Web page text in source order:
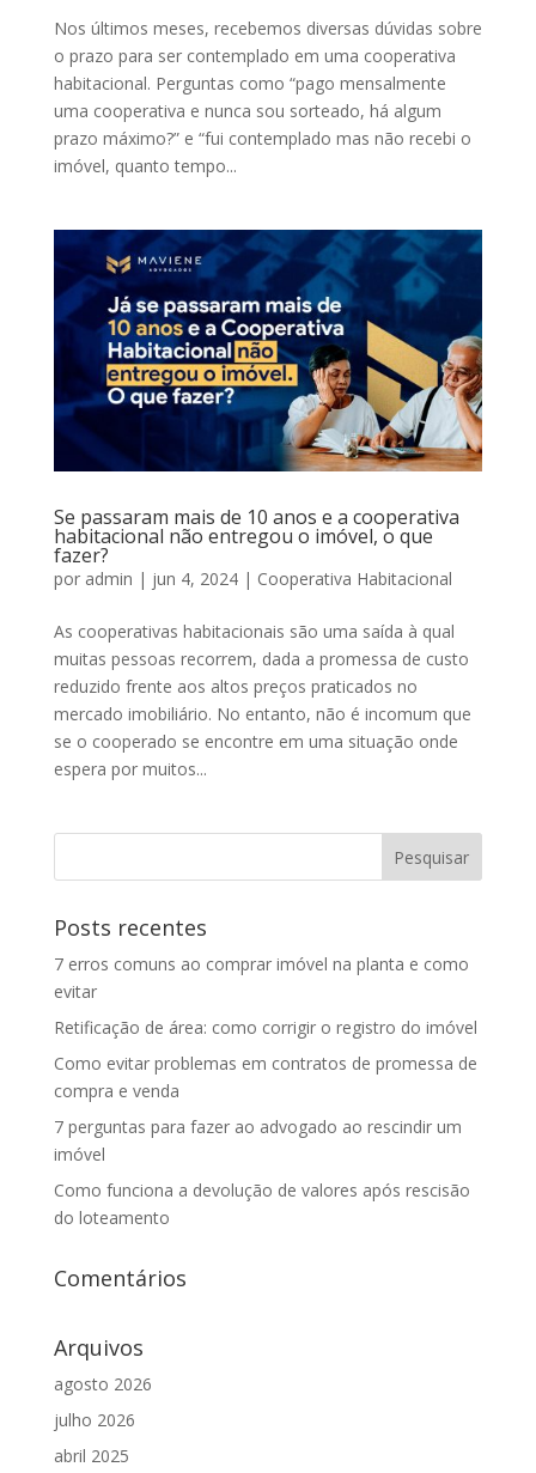
Nos últimos meses, recebemos diversas dúvidas sobre
o prazo para ser contemplado em uma cooperativa
habitacional. Perguntas como “pago mensalmente
uma cooperativa e nunca sou sorteado, há algum
prazo máximo?” e “fui contemplado mas não recebi o
imóvel, quanto tempo...
Se passaram mais de 10 anos e a cooperativa
habitacional não entregou o imóvel, o que
fazer?
por admin | jun 4, 2024| Cooperativa Habitacional
As cooperativas habitacionais são uma saída à qual
muitas pessoas recorrem, dada a promessa de custo
reduzido frente aos altos preços praticados no
mercado imobiliário. No entanto, não é incomum que
se o cooperado se encontre em uma situação onde
espera por muitos...
Posts recentes
7 erros comuns ao comprar imóvel na planta e como
evitar
Retificação de área: como corrigir o registro do imóvel
Como evitar problemas em contratos de promessa de
compra e venda
7 perguntas para fazer ao advogado ao rescindir um
imóvel
Como funciona a devolução de valores após rescisão
do loteamento
Comentários
Arquivos
agosto 2026
julho 2026
abril 2025